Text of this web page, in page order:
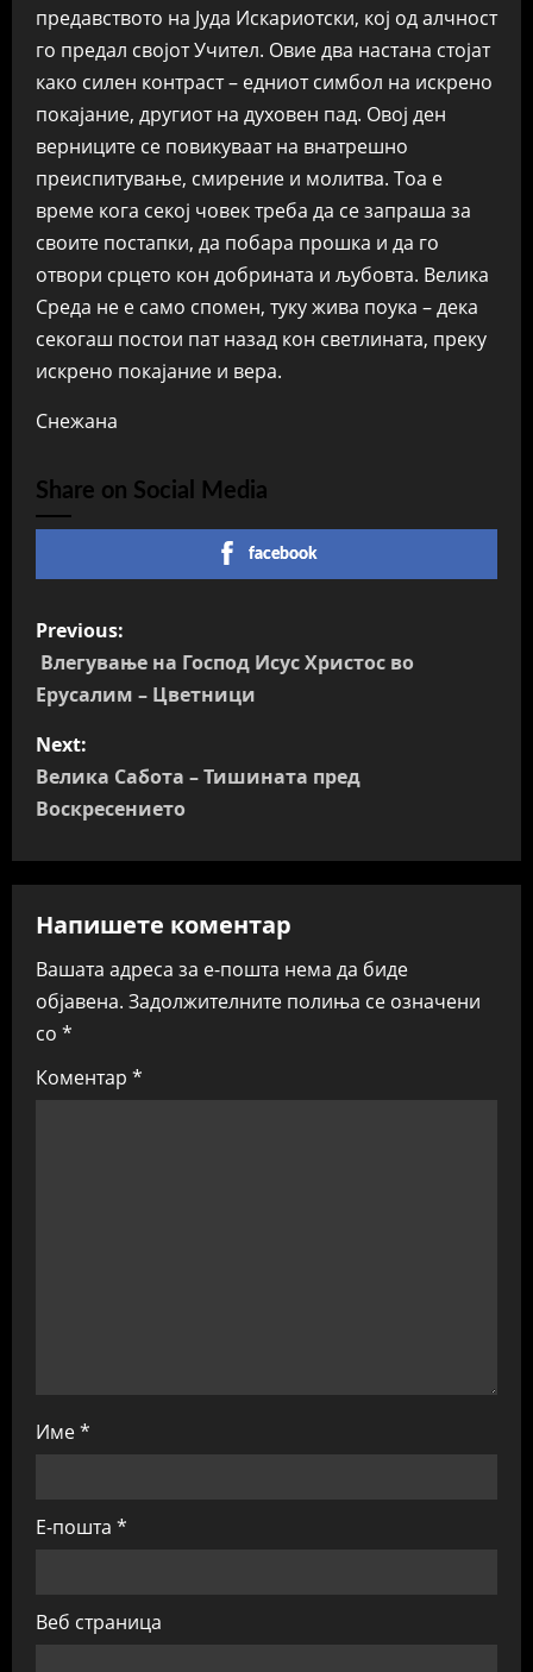
предавството на Јуда Искариотски, кој од алчност
го предал својот Учител. Овие два настана стојат
како силен контраст – едниот симбол на искрено
покајание, другиот на духовен пад. Овој ден
верниците се повикуваат на внатрешно
преиспитување, смирение и молитва. Тоа е
време кога секој човек треба да се запраша за
своите постапки, да побара прошка и да го
отвори срцето кон добрината и љубовта. Велика
Среда не е само спомен, туку жива поука – дека
секогаш постои пат назад кон светлината, преку
искрено покајание и вера.
Снежана
Share on Social Media
facebook
P
o
s
t
n
a
v
i
g
a
Previous:
Влегување на Господ Исус Христос во
Ерусалим – Цветници
Next:
Велика Сабота – Тишината пред
Воскресението
Напишете коментар
Вашата адреса за е-пошта нема да биде
објавена. Задолжителните полиња се означени
со *
Коментар *
Име*
Е-пошта *
Веб страница